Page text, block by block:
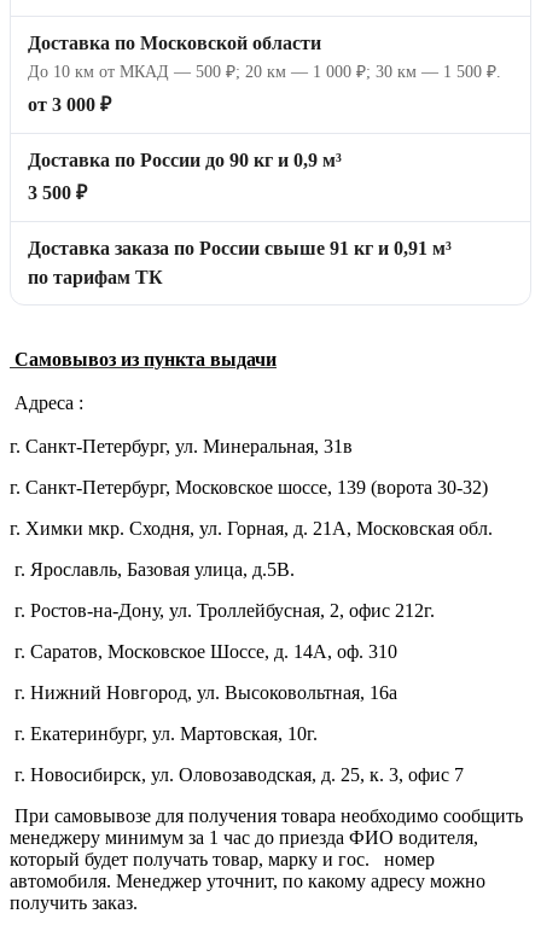
Доставка по Московской области
До 10 км от МКАД — 500 ₽; 20 км — 1 000 ₽; 30 км — 1 500 ₽.
от 3 000 ₽
Доставка по России до 90 кг и 0,9 м³
3 500 ₽
Доставка заказа по России свыше 91 кг и 0,91 м³
по тарифам ТК
Самовывоз из пункта выдачи
Адреса :
г. Санкт-Петербург, ул. Минеральная, 31в
г. Санкт-Петербург, Московское шоссе, 139 (ворота 30-32)
г. Химки мкр. Сходня, ул. Горная, д. 21А, Московская обл.
г. Ярославль, Базовая улица, д.5В.
г. Ростов-на-Дону, ул. Троллейбусная, 2, офис 212г.
г. Саратов, Московское Шоссе, д. 14А, оф. 310
г. Нижний Новгород, ул. Высоковольтная, 16а
г. Екатеринбург, ул. Мартовская, 10г.
г. Новосибирск, ул. Оловозаводская, д. 25, к. 3, офис 7
При самовывозе для получения товара необходимо сообщить
менеджеру минимум за 1 час до приезда ФИО водителя,
который будет получать товар, марку и гос. номер
автомобиля. Менеджер уточнит, по какому адресу можно
получить заказ.